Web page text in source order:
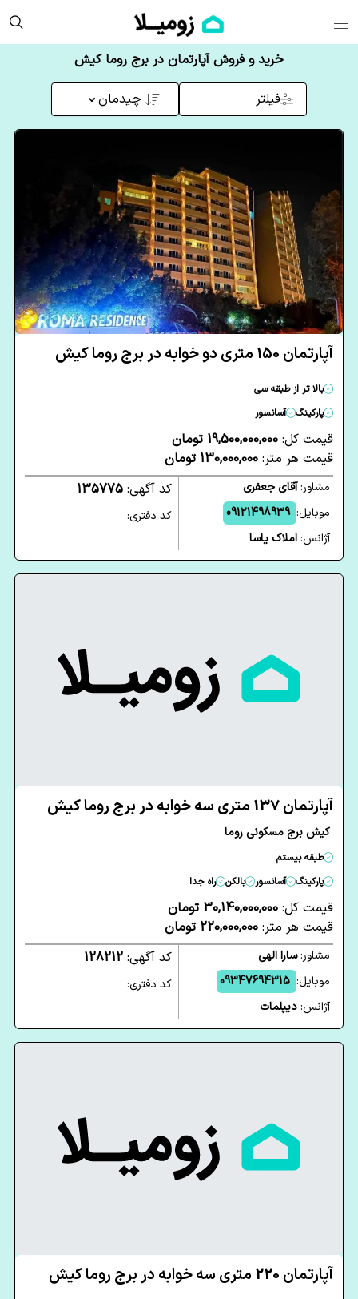
خرید و فروش آپارتمان در برج روما کیش
فیلتر چیدمان
آپارتمان 150 متری دو خوابه در برج روما کیش
بالا تر از طبقه سی
پارکینگ
آسانسور
قیمت کل: 19,500,000,000 تومان
قیمت هر متر: 130,000,000 تومان
مشاور:آقای جعفری
موبایل: 09121498939
آژانس:املاک یاسا
کد آگهی: 135775
کد دفتری:
آپارتمان 137 متری سه خوابه در برج روما کیش
کیش برج مسکونی روما
طبقه بیستم
پارکینگ
آسانسور بالکن راه جدا
قیمت کل: 30,140,000,000 تومان
قیمت هر متر: 220,000,000 تومان
مشاور:سارا الهی
موبایل: 09347694315
آژانس:دیپلمات
کد آگهی: 128212
کد دفتری:
آپارتمان 220 متری سه خوابه در برج روما کیش